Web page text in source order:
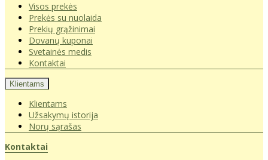
Visos prekės
Prekės su nuolaida
Prekių grąžinimai
Dovanų kuponai
Svetainės medis
Kontaktai
Klientams
Klientams
Užsakymų istorija
Norų sąrašas
Kontaktai